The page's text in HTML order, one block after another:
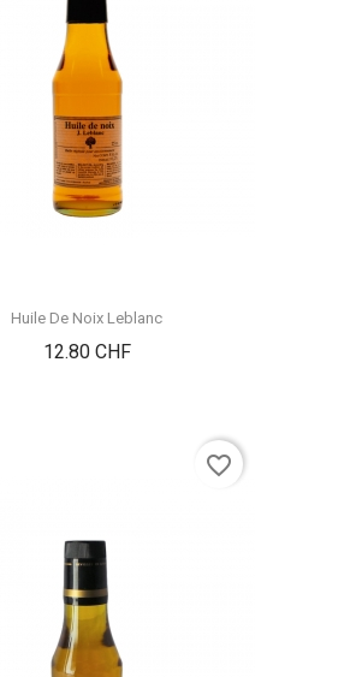
Huile De Noix Leblanc
12.80 CHFPrix
favorite_border